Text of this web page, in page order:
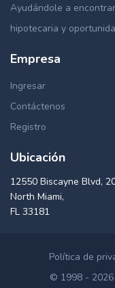
Ayudándole a
hipotecaria y
Empresa
Ingresar
Contáctenos
Registro
Ubicación
12550 Biscayne Blvd,
North Miami,
FL 33181
Política de
© 1998 - 2026